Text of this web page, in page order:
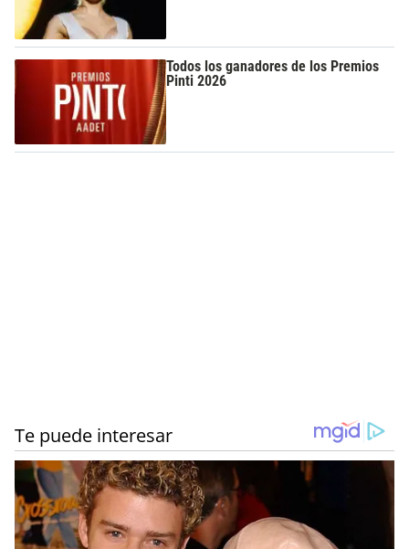
Todos los ganadores de los Premios
Pinti 2026